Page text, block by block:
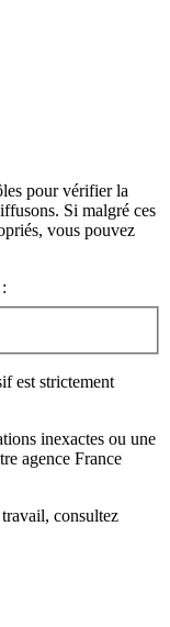
pour vérifier la
Si malgré ces
vous pouvez
est strictement
inexactes ou une
agence France
, consultez